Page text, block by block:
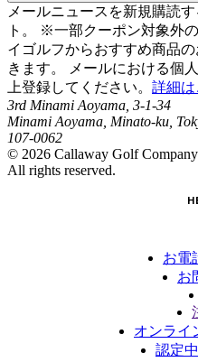
メールニュースを新規購読
ト。 ※一部クーポン対象外
イゴルフからおすすめ商品
きます。 メールにおける個
上登録してください。 詳細は
3rd Minami Aoyama, 3-1-34
Minami Aoyama, Minato-ku,
107-0062
© 2026 Callaway Golf
All rights reserved.
お電
お
オンライ
認定